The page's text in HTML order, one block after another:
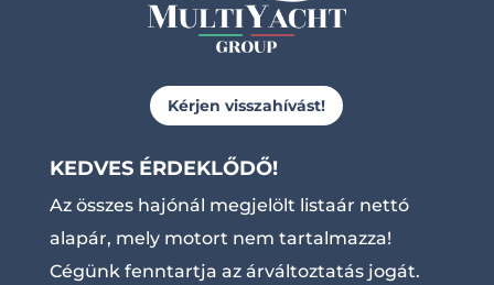
Kérjen visszahívást!
KEDVES ÉRDEKLŐDŐ!
Az összes hajónál megjelölt listaár nettó
alapár, mely motort nem tartalmazza!
Cégünk fenntartja az árváltoztatás jogát.